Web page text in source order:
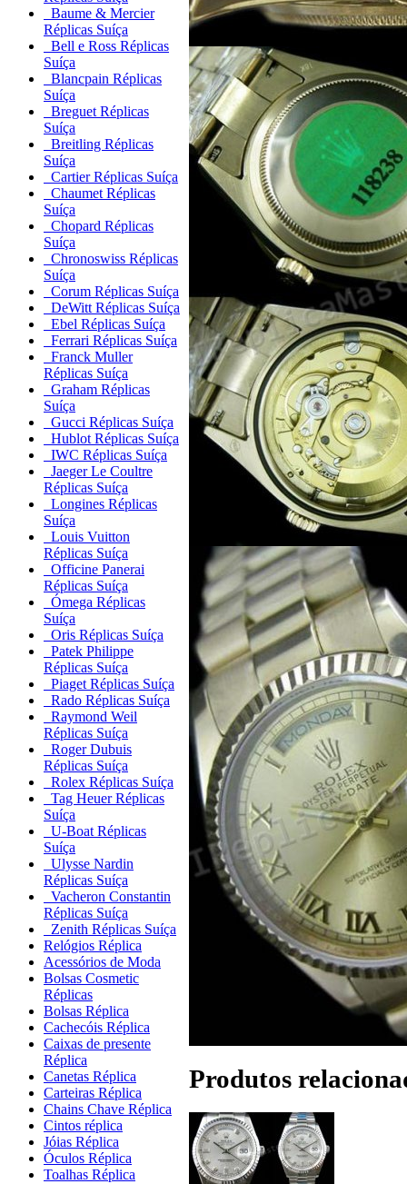
Baume & Mercier
Réplicas Suíça
Bell e Ross Réplicas
Suíça
Blancpain Réplicas
Suíça
Breguet Réplicas
Suíça
Breitling Réplicas
Suíça
Cartier Réplicas Suíça
Chaumet Réplicas
Suíça
Chopard Réplicas
Suíça
Chronoswiss Réplicas
Suíça
Corum Réplicas Suíça
DeWitt Réplicas Suíça
Ebel Réplicas Suíça
Ferrari Réplicas Suíça
Franck Muller
Réplicas Suíça
Graham Réplicas
Suíça
Gucci Réplicas Suíça
Hublot Réplicas Suíça
IWC Réplicas Suíça
Jaeger Le Coultre
Réplicas Suíça
Longines Réplicas
Suíça
Louis Vuitton
Réplicas Suíça
Officine Panerai
Réplicas Suíça
Ómega Réplicas
Suíça
Oris Réplicas Suíça
Patek Philippe
Réplicas Suíça
Piaget Réplicas Suíça
Rado Réplicas Suíça
Raymond Weil
Réplicas Suíça
Roger Dubuis
Réplicas Suíça
Rolex Réplicas Suíça
Tag Heuer Réplicas
Suíça
U-Boat Réplicas
Suíça
Ulysse Nardin
Réplicas Suíça
Vacheron Constantin
Réplicas Suíça
Zenith Réplicas Suíça
Relógios Réplica
Acessórios de Moda
Bolsas Cosmetic
Réplicas
Bolsas Réplica
Cachecóis Réplica
Caixas de presente
Réplica
Canetas Réplica
Carteiras Réplica
Chains Chave Réplica
Cintos réplica
Jóias Réplica
Óculos Réplica
Toalhas Réplica
Produtos